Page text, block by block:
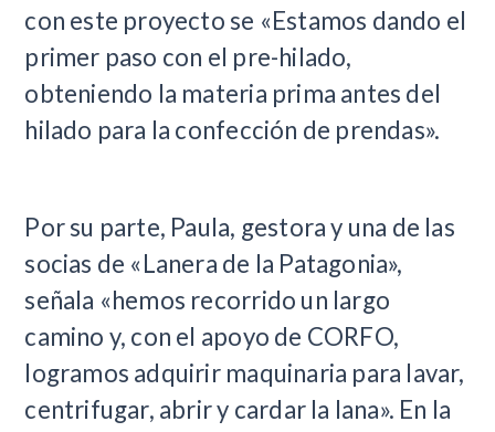
con este proyecto se «Estamos dando el
primer paso con el pre-hilado,
obteniendo la materia prima antes del
hilado para la confección de prendas».
Por su parte, Paula, gestora y una de las
socias de «Lanera de la Patagonia»,
señala «hemos recorrido un largo
camino y, con el apoyo de CORFO,
logramos adquirir maquinaria para lavar,
centrifugar, abrir y cardar la lana». En la